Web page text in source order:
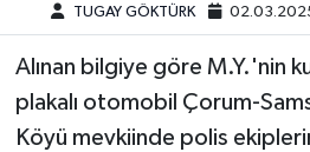
TUGAY GÖKTÜRK
Alınan bilgiye göre M.Y.'nin
plakalı otomobil Çorum-
Köyü mevkiinde polis
Osmancık